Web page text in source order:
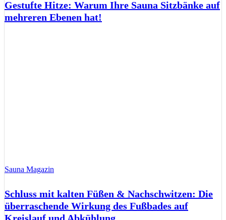
Gestufte Hitze: Warum Ihre Sauna Sitzbänke auf
mehreren Ebenen hat!
Sauna Magazin
Schluss mit kalten Füßen & Nachschwitzen: Die
überraschende Wirkung des Fußbades auf